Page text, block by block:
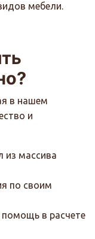
мебели.
в нашем
и
из массива
по своим
помощь в расчете